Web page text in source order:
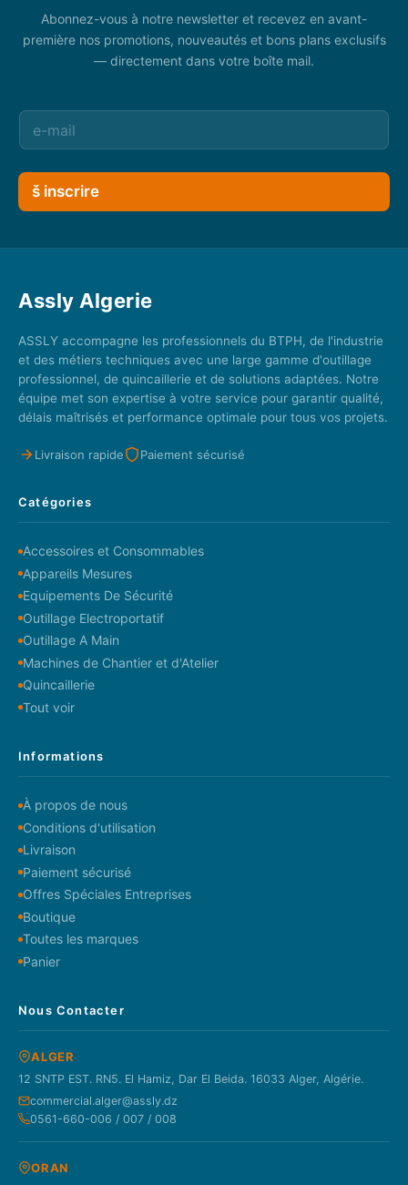
Abonnez-vous à notre newsletter et recevez en avant-
première nos promotions, nouveautés et bons plans exclusifs
— directement dans votre boîte mail.
š inscrire
Assly Algerie
ASSLY accompagne les professionnels du BTPH, de l'industrie
et des métiers techniques avec une large gamme d'outillage
professionnel, de quincaillerie et de solutions adaptées. Notre
équipe met son expertise à votre service pour garantir qualité,
délais maîtrisés et performance optimale pour tous vos projets.
Livraison rapide Paiement sécurisé
Catégories
Accessoires et Consommables
Appareils Mesures
Equipements De Sécurité
Outillage Electroportatif
Outillage A Main
Machines de Chantier et d'Atelier
Quincaillerie
Tout voir
Informations
À propos de nous
Conditions d'utilisation
Livraison
Paiement sécurisé
Offres Spéciales Entreprises
Boutique
Toutes les marques
Panier
Nous Contacter
ALGER
12 SNTP EST. RN5. El Hamiz, Dar El Beida. 16033 Alger, Algérie.
commercial.alger@assly.dz
0561-660-006 / 007 / 008
ORAN